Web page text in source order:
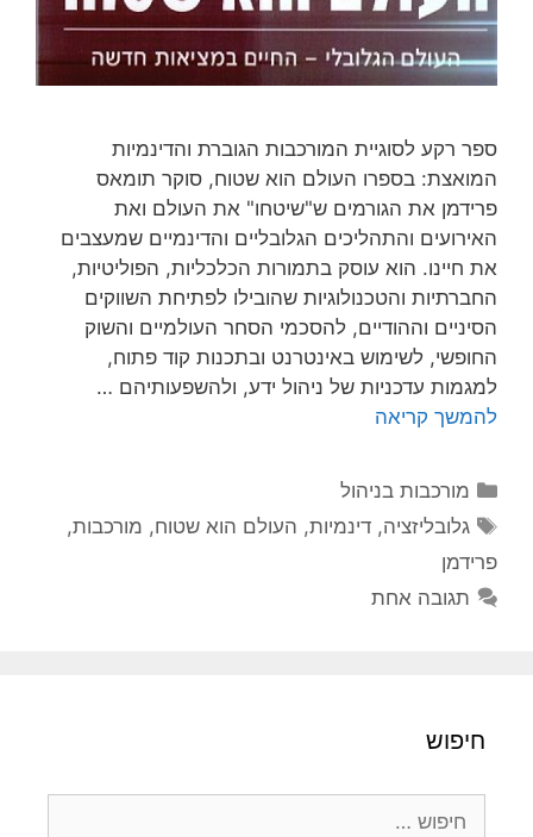
ספר רקע לסוגיית המורכבות הגוברת והדינמיות
המואצת: בספרו העולם הוא שטוח, סוקר תומאס
פרידמן את הגורמים ש"שיטחו" את העולם ואת
האירועים והתהליכים הגלובליים והדינמיים שמעצבים
את חיינו. הוא עוסק בתמורות הכלכליות, הפוליטיות,
החברתיות והטכנולוגיות שהובילו לפתיחת השווקים
הסיניים וההודיים, להסכמי הסחר העולמיים והשוק
החופשי, לשימוש באינטרנט ובתכנות קוד פתוח,
למגמות עדכניות של ניהול ידע, ולהשפעותיהם …
להמשך קריאה
קטגוריות
מורכבות בניהול
תגיות
גלובליזציה,דינמיות, העולם הוא שטוח, מורכבות,
פרידמן
תגובה אחת
חיפוש